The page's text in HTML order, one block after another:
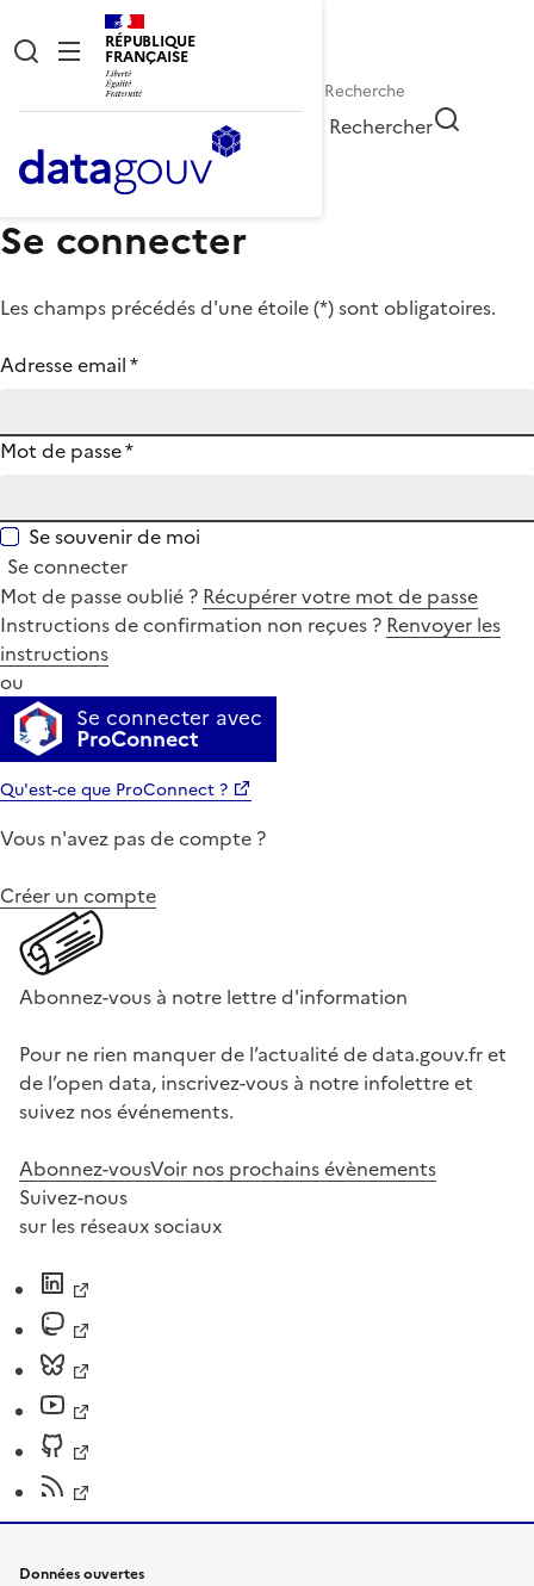
RÉPUBLIQUE
FRANÇAISE
Rechercher
Se connecter
Les champs précédés d'une étoile (*) sont obligatoires.
Adresse email*
Mot de passe*
Se souvenir de moi
Se connecter
Mot de passe oublié ? Récupérer votre mot de passe
Instructions de confirmation non reçues ? Renvoyer les
instructions
ou
Se connecter avec
ProConnect
Qu'est-ce que ProConnect ?
Vous n'avez pas de compte ?
Créer un compte
Abonnez-vous à notre lettre d'information
Pour ne rien manquer de l’actualité de data.gouv.fr et
de l’open data, inscrivez-vous à notre infolettre et
suivez nos événements.
Abonnez-vousVoir nos prochains évènements
Suivez-nous
sur les réseaux sociaux
Données ouvertes